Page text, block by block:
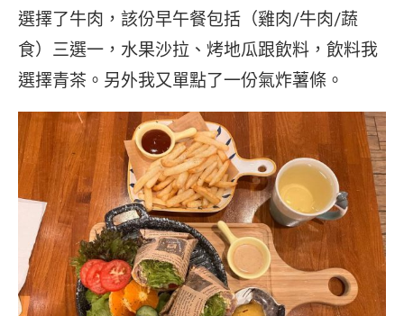
選擇了牛肉，該份早午餐包括（雞肉/牛肉/蔬
食）三選一，水果沙拉、烤地瓜跟飲料，飲料我
選擇青茶。另外我又單點了一份氣炸薯條。